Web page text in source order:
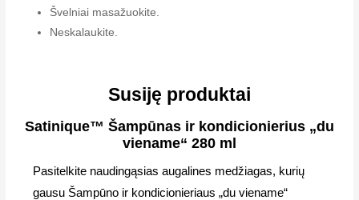
Švelniai masažuokite.
Neskalaukite.
Susiję produktai
Satinique™ Šampūnas ir kondicionierius „du
viename“ 280 ml
Pasitelkite naudingąsias augalines medžiagas, kurių
gausu Šampūno ir kondicionieriaus „du viename“